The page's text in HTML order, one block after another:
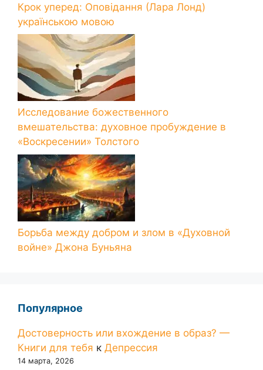
Крок уперед: Оповідання (Лара Лонд)
українською мовою
Исследование божественного
вмешательства: духовное пробуждение в
«Воскресении» Толстого
Борьба между добром и злом в «Духовной
войне» Джона Буньяна
Популярное
Достоверность или вхождение в образ? —
Книги для тебя к Депрессия
14 марта, 2026